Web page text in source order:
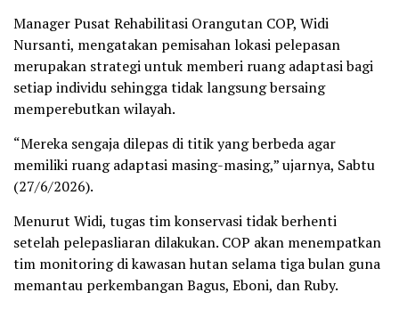
Manager Pusat Rehabilitasi Orangutan COP, Widi
Nursanti, mengatakan pemisahan lokasi pelepasan
merupakan strategi untuk memberi ruang adaptasi bagi
setiap individu sehingga tidak langsung bersaing
memperebutkan wilayah.
“Mereka sengaja dilepas di titik yang berbeda agar
memiliki ruang adaptasi masing-masing,” ujarnya, Sabtu
(27/6/2026).
Menurut Widi, tugas tim konservasi tidak berhenti
setelah pelepasliaran dilakukan. COP akan menempatkan
tim monitoring di kawasan hutan selama tiga bulan guna
memantau perkembangan Bagus, Eboni, dan Ruby.